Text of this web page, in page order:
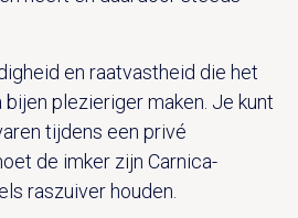
en raatvastheid die het
plezieriger maken. Je kunt
tijdens een privé
de imker zijn Carnica-
raszuiver houden.